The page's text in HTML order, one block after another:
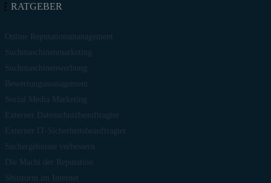
RATGEBER
Online Reputationsmanagement
Suchmaschinenmarketing
Suchmaschinenwerbung
Bewertungsmanagement
Social Media Marketing
Externer Datenschutzbeauftragter
Externer IT-Sicherheitsbeauftragter
Suchergebnisse verbessern
Die Macht der Reputation
Shitstorm im Internet